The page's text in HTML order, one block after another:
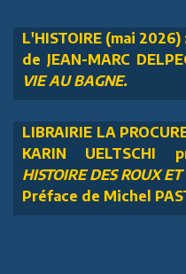
L'HISTOIRE (mai
de JEAN-MARC
VIE AU BAGNE.
LIBRAIRIE LA
KARIN UELTSCHI
HISTOIRE DES ROUX
Préface de Michel